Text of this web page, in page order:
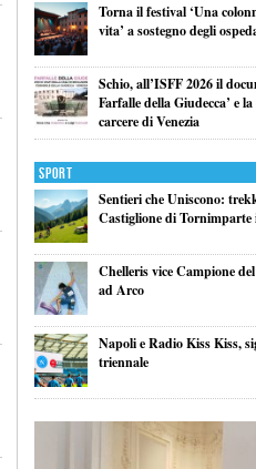
Torna il festival ‘Una
vita’ a sostegno degli
Schio, all’ISFF 2026 il
Farfalle della Giudecca’ e
carcere di Venezia
Sport
Sentieri che Uniscono:
Castiglione di Tornimparte
Chelleris vice Campione
ad Arco
Napoli e Radio Kiss Kiss,
triennale